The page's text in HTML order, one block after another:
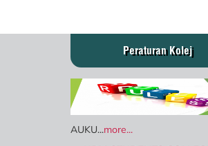
Peraturan Kolej
AUKU...more...